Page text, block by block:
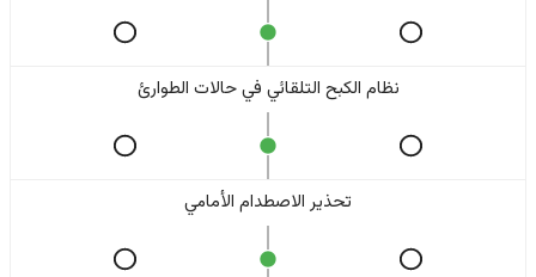
نظام الكبح التلقائي في حالات الطوارئ
تحذير الاصطدام الأمامي